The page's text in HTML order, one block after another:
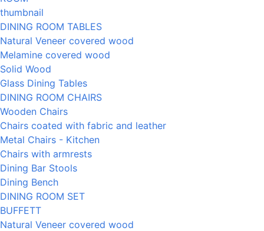
DINING ROOM TABLES
Natural Veneer covered wood
Melamine covered wood
Solid Wood
Glass Dining Tables
DINING ROOM CHAIRS
Wooden Chairs
Chairs coated with fabric and leather
Metal Chairs - Kitchen
Chairs with armrests
Dining Bar Stools
Dining Bench
DINING ROOM SET
BUFFETT
Natural Veneer covered wood